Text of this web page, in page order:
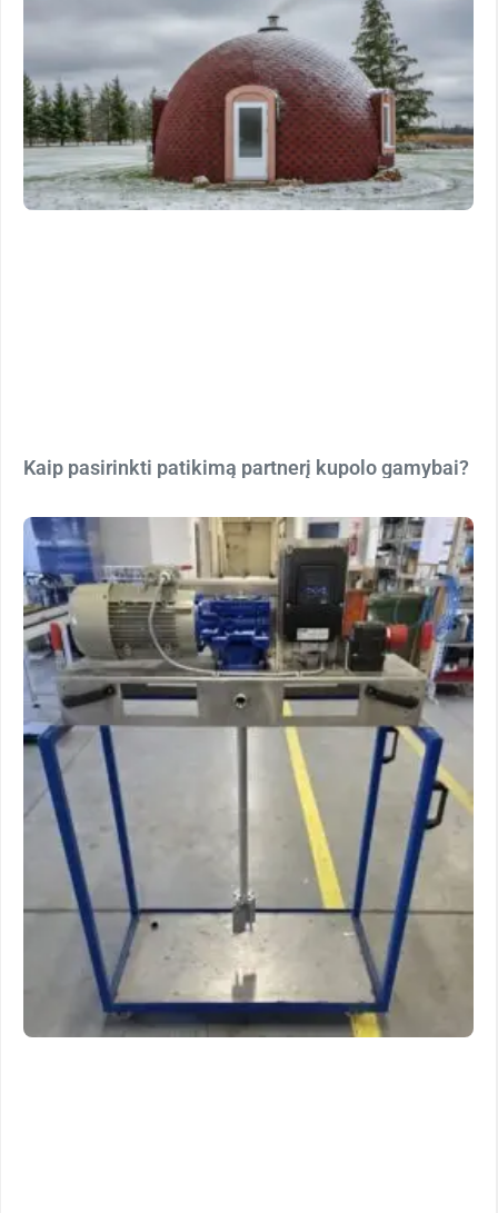
Kaip pasirinkti patikimą partnerį kupolo gamybai?